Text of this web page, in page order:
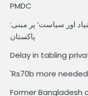
PMDC
اور سیاست‘ پر مبنی:
پاکستان
Delay in tabling
'Rs70b more
Former Bangladesh